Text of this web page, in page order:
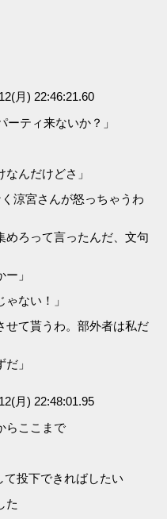
月) 22:46:21.60
ティ来ないか？」
んだけどさ」
涼宮さんが怒っちゃうわ
めろって言ったんだ、文句
」
ない！」
せて貰うわ。部外者は私だ
」
月) 22:48:01.95
らここまで
て投下できればしたい
た